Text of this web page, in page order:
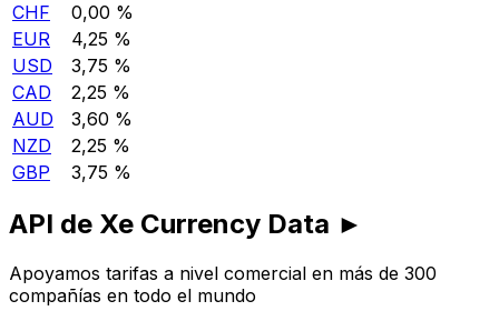
CHF
0,00 %
EUR
4,25 %
USD
3,75 %
CAD
2,25 %
AUD
3,60 %
NZD
2,25 %
GBP
3,75 %
API de Xe Currency Data ►
Apoyamos tarifas a nivel comercial en más de 300
compañías en todo el mundo